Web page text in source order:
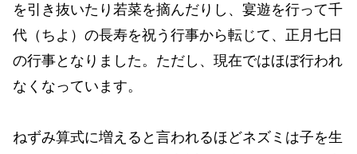
を引き抜いたり若菜を摘んだりし、宴遊を行って千
代（ちよ）の長寿を祝う行事から転じて、正月七日
の行事となりました。ただし、現在ではほぼ行われ
なくなっています。
ねずみ算式に増えると言われるほどネズミは子を生